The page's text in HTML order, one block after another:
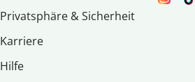
Privatsphäre & Sicherheit
Karriere
Hilfe